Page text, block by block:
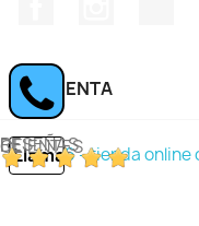
Llamar
SU CUENTA
RESEÑAS DE CLIENTES
© 2026 - tienda online